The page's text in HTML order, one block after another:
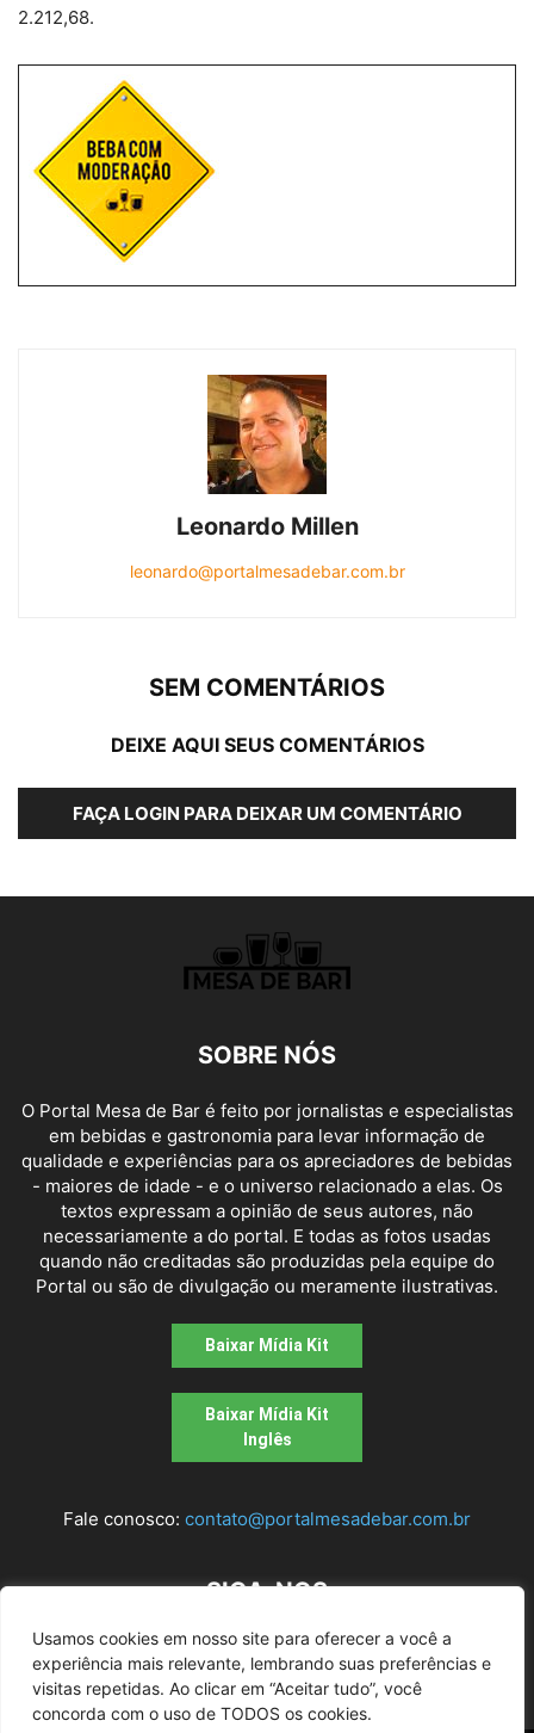
Usamos cookies em nosso site para oferecer a você a
experiência mais relevante, lembrando suas preferências e
visitas repetidas. Ao clicar em “Aceitar tudo”, você
concorda com o uso de TODOS os cookies.
2.212,68.
Leonardo Millen
leonardo@portalmesadebar.com.br
SEM COMENTÁRIOS
DEIXE AQUI SEUS COMENTÁRIOS
FAÇA LOGIN PARA DEIXAR UM COMENTÁRIO
SOBRE NÓS
O Portal Mesa de Bar é feito por jornalistas e especialistas
em bebidas e gastronomia para levar informação de
qualidade e experiências para os apreciadores de bebidas
- maiores de idade - e o universo relacionado a elas. Os
textos expressam a opinião de seus autores, não
necessariamente a do portal. E todas as fotos usadas
quando não creditadas são produzidas pela equipe do
Portal ou são de divulgação ou meramente ilustrativas.
Baixar Mídia Kit
Baixar Mídia Kit
Inglês
Fale conosco: contato@portalmesadebar.com.br
SIGA-NOS